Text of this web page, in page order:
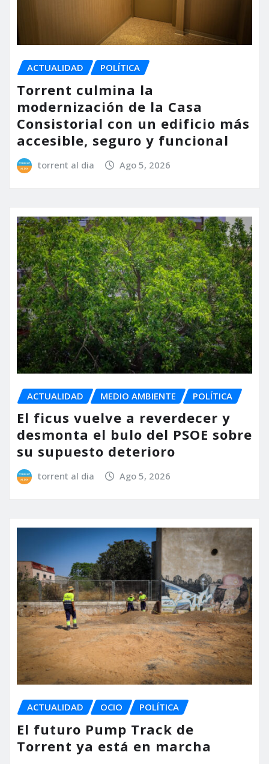
ACTUALIDAD POLÍTICA
Torrent culmina la
modernización de la Casa
Consistorial con un edificio más
accesible, seguro y funcional
torrent al dia Ago 5, 2026
ACTUALIDAD MEDIO AMBIENTE POLÍTICA
El ficus vuelve a reverdecer y
desmonta el bulo del PSOE sobre
su supuesto deterioro
torrent al dia Ago 5, 2026
ACTUALIDAD OCIO POLÍTICA
El futuro Pump Track de
Torrent ya está en marcha